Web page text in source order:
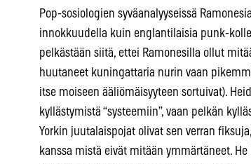
Pop-sosiologien syväanalyyseissä
innokkuudella kuin englantilaisia punk-
pelkästään siitä, ettei Ramonesilla ollut
huutaneet kuningattaria nurin vaan
itse moiseen ääliömäisyyteen sortuivat).
kyllästymistä “systeemiin”, vaan pelkän
Yorkin juutalaispojat olivat sen verran
kanssa mistä eivät mitään ymmärtäneet.